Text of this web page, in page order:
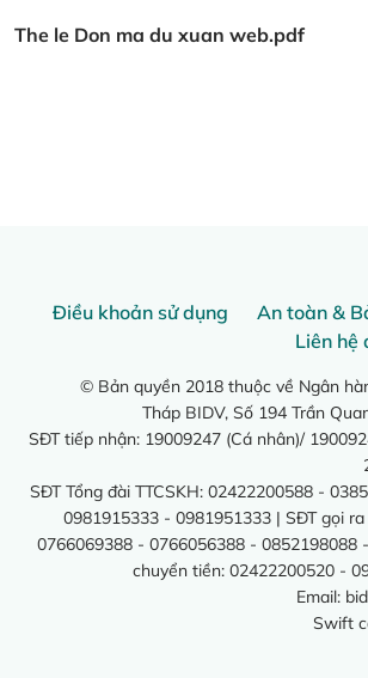
The le Don ma du xuan web.pdf
Điều khoản sử dụng An toàn &
Liên hệ
© Bản quyền 2018 thuộc về Ngân
Tháp BIDV, Số 194 Trần
SĐT tiếp nhận: 19009247 (Cá nhân)/
SĐT Tổng đài TTCSKH: 02422200588 -
0981915333 - 0981951333 | SĐT gọi
0766069388 - 0766056388 - 0852198088
chuyển tiền: 02422200520 -
Email:
Swift